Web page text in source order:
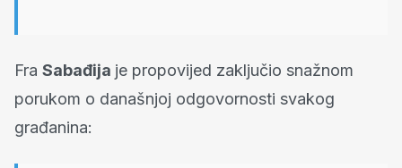
Fra Sabađija je propovijed zaključio snažnom
porukom o današnjoj odgovornosti svakog
građanina: